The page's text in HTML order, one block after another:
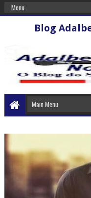
Blog